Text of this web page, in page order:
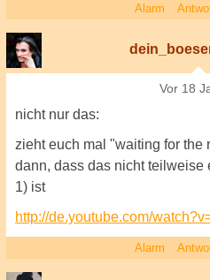
Alarm
Vor 18
nicht nur das:
zieht euch mal "waiting for the
dann, dass das nicht teilweise
1) ist
http://de.youtube.com/
Alarm